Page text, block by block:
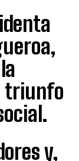
triunfo
y,